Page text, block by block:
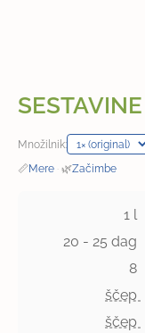
SESTAVINE
Množilnik:
📏Mere · 🌿Začimbe
1 l
20 - 25 dag
8
ščep
ščep